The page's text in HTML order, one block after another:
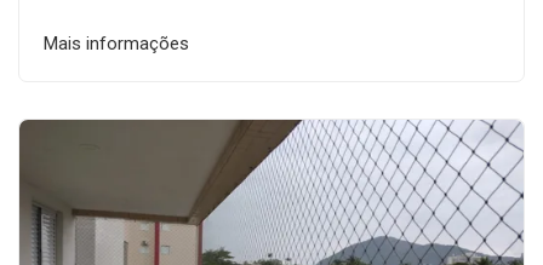
Mais informações